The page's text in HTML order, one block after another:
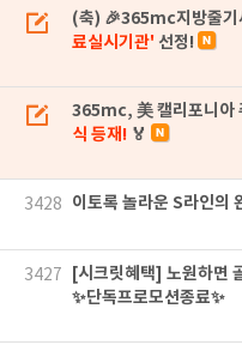
(축) 🎉365mc지방줄
료실시기관' 선정!
365mc, 美 캘리포니아
식 등재! 🏅
3428 이토록 놀라운 S라인의
3427
[시크릿혜택] 노원하면
✨단독프로모션종료✨